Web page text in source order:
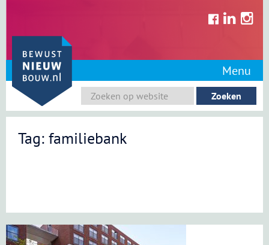
content
Menu
Tag: familiebank